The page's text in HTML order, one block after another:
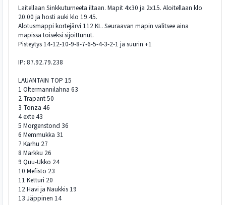
Laitellaan Sinkkuturneeta iltaan. Mapit 4x30 ja 2x15. Aloitellaan klo
20.00 ja hosti auki klo 19.45.
Alotusmappi kortejärvi 112 KL. Seuraavan mapin valitsee aina
mapissa toiseksi sijoittunut.
Pisteytys 14-12-10-9-8-7-6-5-4-3-2-1 ja suurin +1
IP: 87.92.79.238
LAUANTAIN TOP 15
1 Oltermannilahna 63
2 Trapant 50
3 Tonza 46
4 exte 43
5 Morgenstond 36
6 Memmukka 31
7 Karhu 27
8 Markku 26
9 Quu-Ukko 24
10 Mefisto 23
11 Ketturi 20
12 Havi ja Naukkis 19
13 Jäppinen 14